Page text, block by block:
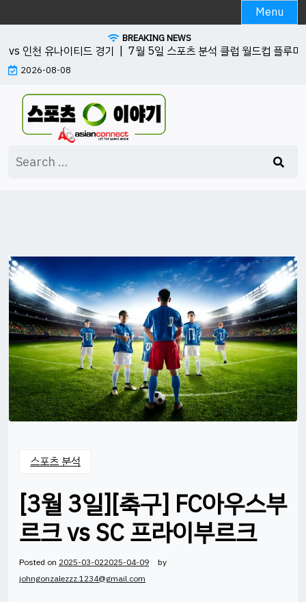
to
Menu
BREAKING NEWS
인천 유나이티드 경기 | 7월 5일 스포츠 분석 클럽 월드컵 플루미
2026-08-08
for:
스포츠 분석
[3월 3일][축구] FC아우스부
르크 vs SC 프라이부르크
Posted on 2025-03-022025-04-09
by
johngonzalezzz.1234@gmail.com